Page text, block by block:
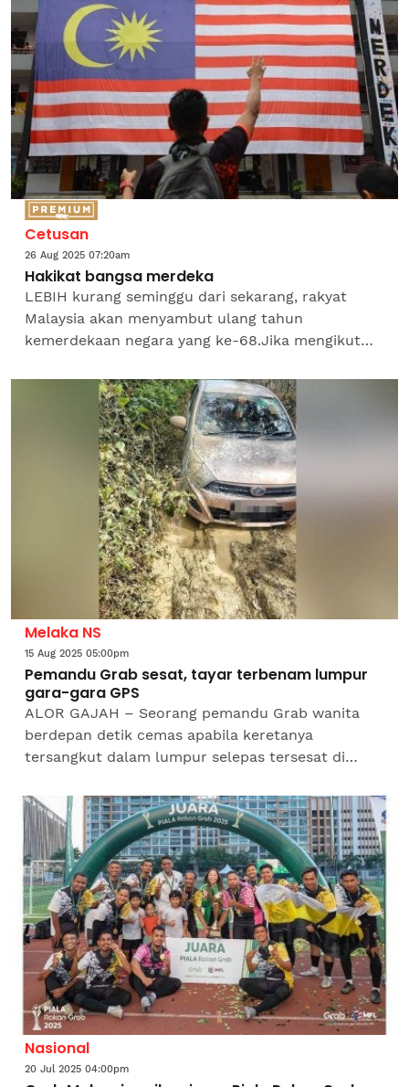
Cetusan
26 Aug 2025 07:20am
Hakikat bangsa merdeka
LEBIH kurang seminggu dari sekarang, rakyat
Malaysia akan menyambut ulang tahun
kemerdekaan negara yang ke-68.Jika mengikut
sebagai warga emas. Pada usia...
Melaka NS
15 Aug 2025 05:00pm
Pemandu Grab sesat, tayar terbenam lumpur
gara-gara GPS
ALOR GAJAH – Seorang pemandu Grab wanita
berdepan detik cemas apabila keretanya
tersangkut dalam lumpur selepas tersesat di
Jumaat.Kejadian kira-kira jam 10 pagi...
Nasional
20 Jul 2025 04:00pm